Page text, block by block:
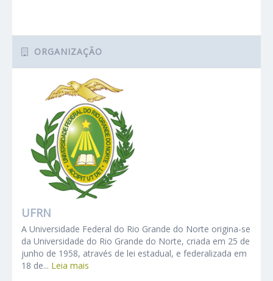
ORGANIZAÇÃO
UFRN
A Universidade Federal do Rio Grande do Norte origina-se
da Universidade do Rio Grande do Norte, criada em 25 de
junho de 1958, através de lei estadual, e federalizada em
18 de... Leia mais